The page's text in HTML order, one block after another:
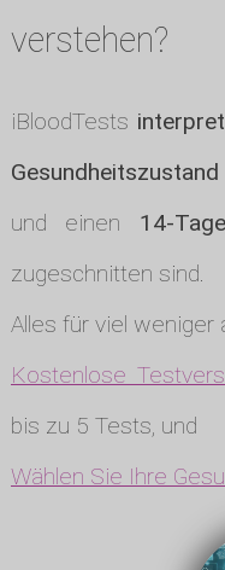
verstehen?
iBloodTests
Gesundheitszustand
und einen 14-
zugeschnitten sind.
Alles für viel weniger
Kostenlose
bis zu 5 Tests, und
Wählen Sie Ihre